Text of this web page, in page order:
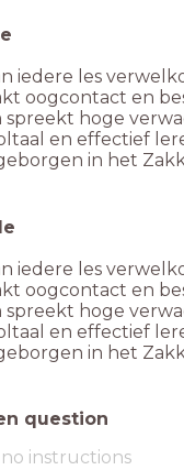
iedere les
oogcontact en
hoge
en effectief
in het
iedere les
oogcontact en
hoge
en effectief
in het
question
instructions